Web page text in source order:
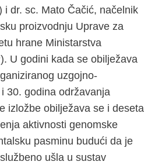
i dr. sc. Mato Čačić, načelnik
proizvodnju Uprave za
hrane Ministarstva
U godini kada se obilježava
uzgojno-
30. godina održavanja
izložbe obilježava se i deseta
aktivnosti genomske
pasminu budući da je
ušla u sustav